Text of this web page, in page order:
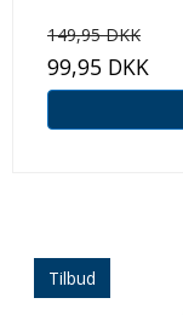
149,95 DKK
99,95 DKK
Tilbud